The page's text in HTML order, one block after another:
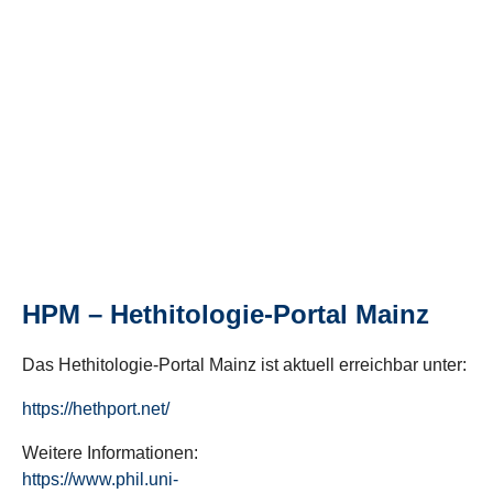
HPM – Hethitologie-Portal Mainz
Das Hethitologie-Portal Mainz ist aktuell erreichbar unter:
https://hethport.net/
Weitere Informationen:
https://www.phil.uni-